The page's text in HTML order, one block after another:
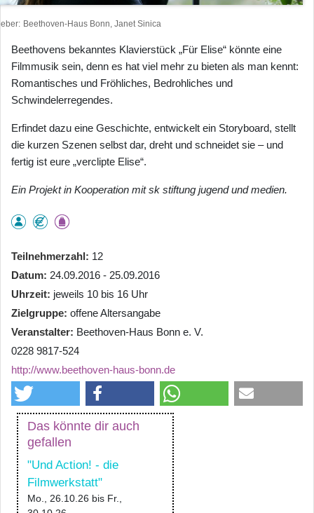
Beethoven-Haus Bonn, Janet Sinica
Beethovens bekanntes Klavierstück „Für Elise“ könnte eine
Filmmusik sein, denn es hat viel mehr zu bieten als man kennt:
Romantisches und Fröhliches, Bedrohliches und
Schwindelerregendes.
Erfindet dazu eine Geschichte, entwickelt ein Storyboard, stellt
die kurzen Szenen selbst dar, dreht und schneidet sie – und
fertig ist eure „verclipte Elise“.
Ein Projekt in Kooperation mit sk stiftung jugend und medien.
Teilnehmerzahl
12
Datum 24.09.2016 - 25.09.2016
Uhrzeit jeweils 10 bis 16 Uhr
Zielgruppe offene Altersangabe
Veranstalter Beethoven-Haus Bonn e. V.
0228 9817-524
http://www.beethoven-haus-bonn.de
Das könnte dir auch
gefallen
"Und Action! - die
Filmwerkstatt"
Mo., 26.10.26 bis Fr.,